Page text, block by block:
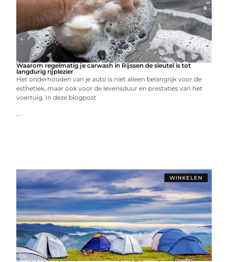
Waarom regelmatig je carwash in Rijssen de sleutel is tot
langdurig rijplezier
Het onderhouden van je auto is niet alleen belangrijk voor de
esthetiek, maar ook voor de levensduur en prestaties van het
voertuig. In deze blogpost
...
WINKELEN